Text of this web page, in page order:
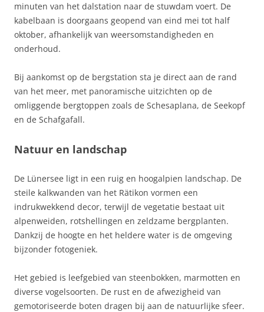
minuten van het dalstation naar de stuwdam voert. De
kabelbaan is doorgaans geopend van eind mei tot half
oktober, afhankelijk van weersomstandigheden en
onderhoud.
Bij aankomst op de bergstation sta je direct aan de rand
van het meer, met panoramische uitzichten op de
omliggende bergtoppen zoals de Schesaplana, de Seekopf
en de Schafgafall.
Natuur en landschap
De Lünersee ligt in een ruig en hoogalpien landschap. De
steile kalkwanden van het Rätikon vormen een
indrukwekkend decor, terwijl de vegetatie bestaat uit
alpenweiden, rotshellingen en zeldzame bergplanten.
Dankzij de hoogte en het heldere water is de omgeving
bijzonder fotogeniek.
Het gebied is leefgebied van steenbokken, marmotten en
diverse vogelsoorten. De rust en de afwezigheid van
gemotoriseerde boten dragen bij aan de natuurlijke sfeer.